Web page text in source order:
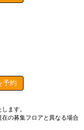
予約
ます。
の募集フロアと異なる場合